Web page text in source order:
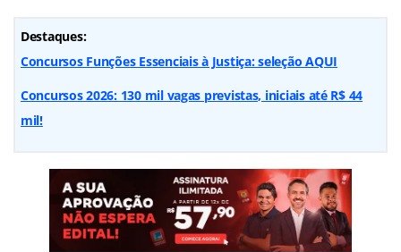
Destaques:
Concursos Funções Essenciais à Justiça: seleção AQUI
Concursos 2026: 130 mil vagas previstas, iniciais até R$ 44
mil!